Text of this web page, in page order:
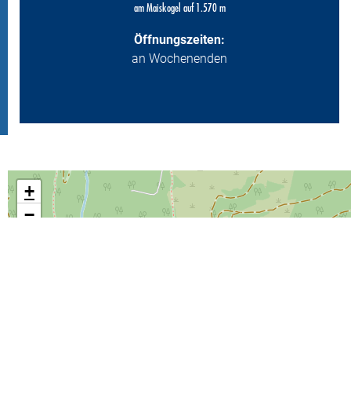
am Maiskogel auf 1.570 m
Öffnungszeiten:
an Wochenenden
+
−